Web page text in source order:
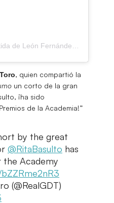
Una publicación compartida de León Fernández (@leonrodrigo1976)
, quien compartió la
un corto de la gran
¡ha sido
de la Academia!”
by the great
@RitaBasulto has
Academy
(@RealGDT)